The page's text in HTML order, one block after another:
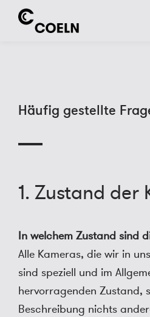
Häufig gestellte
1. Zustand der
In welchem Zustand sind
Alle Kameras, die wir in
sind speziell und im
hervorragenden Zustand,
Beschreibung nichts